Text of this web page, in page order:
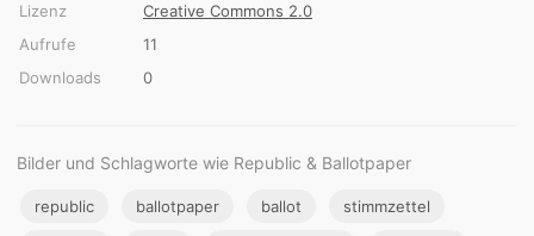
Lizenz
Creative Commons 2.0
Aufrufe
11
Downloads
0
Bilder und Schlagworte wie Republic & Ballotpaper
republic ballotpaper ballot stimmzettel